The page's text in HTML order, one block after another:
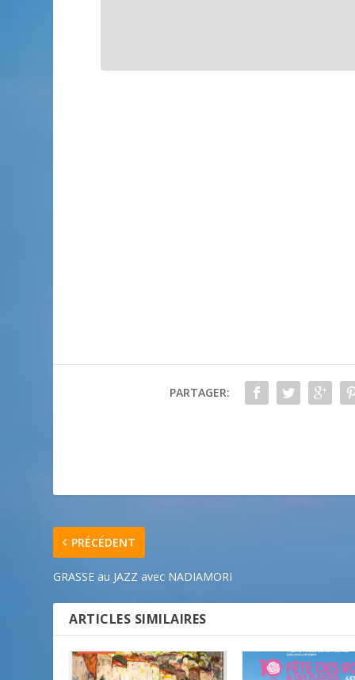
PARTAGER:
PRÉCÉDENT
GRASSE au JAZZ avec NADIAMORI
ARTICLES SIMILAIRES